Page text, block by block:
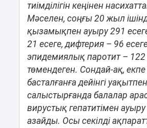
тиімділігін кеңінен
Мәселен, соңғы 20 жыл
қызамықпен ауыру 291
21 есеге, дифтерия – 96
эпидемиялық паротит – 122
төмендеген. Сондай-ақ, екпе
басталғанға дейінгі уақытпен
салыстырғанда балалар
вирустық гепатитімен
азайды. Осы секілді